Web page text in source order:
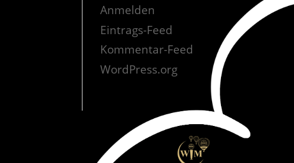
Anmelden
Eintrags-Feed
Kommentar-Feed
WordPress.org